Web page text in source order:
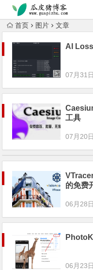
跳转到主内容
首页 图片 文章
AI
07月31日
工具
07月20日
的免费
06月28日
06月23日